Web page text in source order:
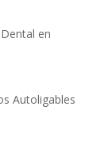
en
Autoligables